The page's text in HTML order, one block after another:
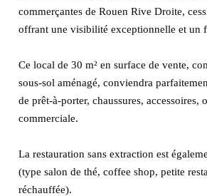
commerçantes de Rouen Rive Droite,
offrant une visibilité exceptionnelle et un
Ce local de 30 m² en surface de vente,
sous-sol aménagé, conviendra
de prêt-à-porter, chaussures, accessoires,
commerciale.
La restauration sans extraction est
(type salon de thé, coffee shop, petite
réchauffée).